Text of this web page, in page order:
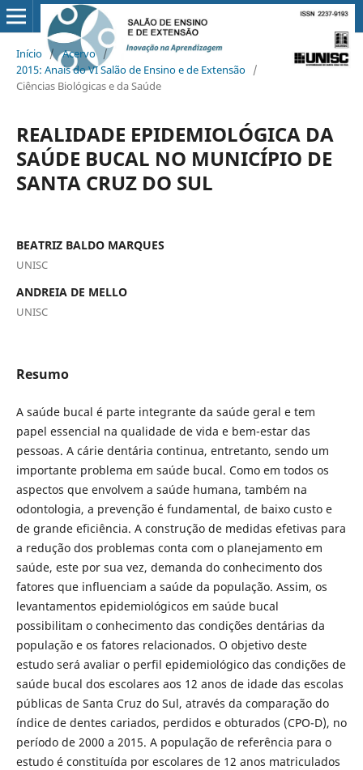
Início / Acervo /
2015: Anais do VI Salão de Ensino e de Extensão /
Ciências Biológicas e da Saúde
REALIDADE EPIDEMIOLÓGICA DA
SAÚDE BUCAL NO MUNICÍPIO DE
SANTA CRUZ DO SUL
BEATRIZ BALDO MARQUES
UNISC
ANDREIA DE MELLO
UNISC
Resumo
A saúde bucal é parte integrante da saúde geral e tem
papel essencial na qualidade de vida e bem-estar das
pessoas. A cárie dentária continua, entretanto, sendo um
importante problema em saúde bucal. Como em todos os
aspectos que envolvem a saúde humana, também na
odontologia, a prevenção é fundamental, de baixo custo e
de grande eficiência. A construção de medidas efetivas para
a redução dos problemas conta com o planejamento em
saúde, este por sua vez, demanda do conhecimento dos
fatores que influenciam a saúde da população. Assim, os
levantamentos epidemiológicos em saúde bucal
possibilitam o conhecimento das condições dentárias da
população e os fatores relacionados. O objetivo deste
estudo será avaliar o perfil epidemiológico das condições de
saúde bucal dos escolares aos 12 anos de idade das escolas
públicas de Santa Cruz do Sul, através da comparação do
índice de dentes cariados, perdidos e obturados (CPO-D), no
período de 2000 a 2015. A população de referência para o
estudo é constituída por escolares de 12 anos matriculados